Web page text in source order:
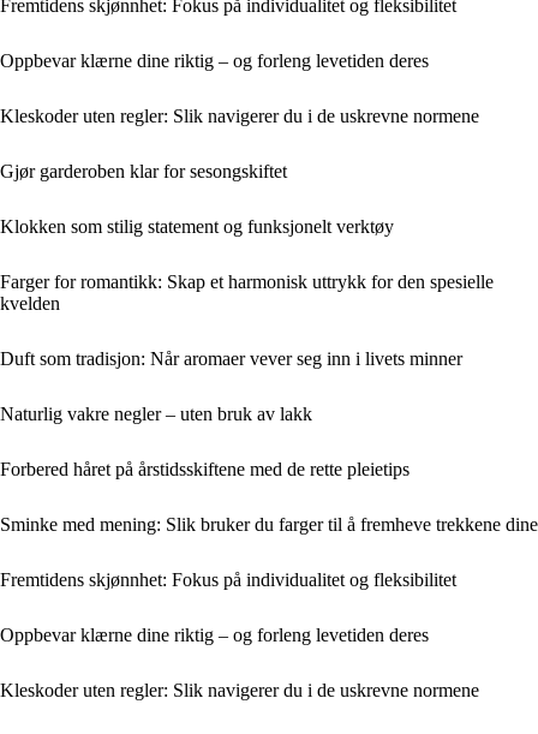
Fremtidens skjønnhet: Fokus på individualitet og fleksibilitet
Oppbevar klærne dine riktig – og forleng levetiden deres
Kleskoder uten regler: Slik navigerer du i de uskrevne normene
Gjør garderoben klar for sesongskiftet
Klokken som stilig statement og funksjonelt verktøy
Farger for romantikk: Skap et harmonisk uttrykk for den spesielle
kvelden
Duft som tradisjon: Når aromaer vever seg inn i livets minner
Naturlig vakre negler – uten bruk av lakk
Forbered håret på årstidsskiftene med de rette pleietips
Sminke med mening: Slik bruker du farger til å fremheve trekkene dine
Fremtidens skjønnhet: Fokus på individualitet og fleksibilitet
Oppbevar klærne dine riktig – og forleng levetiden deres
Kleskoder uten regler: Slik navigerer du i de uskrevne normene